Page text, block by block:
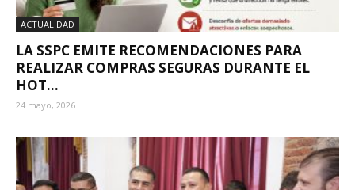
ACTUALIDAD
LA SSPC EMITE RECOMENDACIONES PARA
REALIZAR COMPRAS SEGURAS DURANTE EL
HOT...
24 mayo, 2026